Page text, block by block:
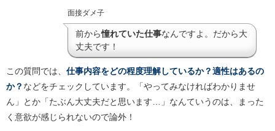
面接ダメ子
前から憧れていた仕事なんですよ。だから大
丈夫です！
この質問では、 仕事内容をどの程度理解しているか？適性はあるの
か？ などをチェックしています。「やってみなければわかりませ
ん」とか「たぶん大丈夫だと思います…」なんていうのは、まった
く意欲が感じられないので論外！